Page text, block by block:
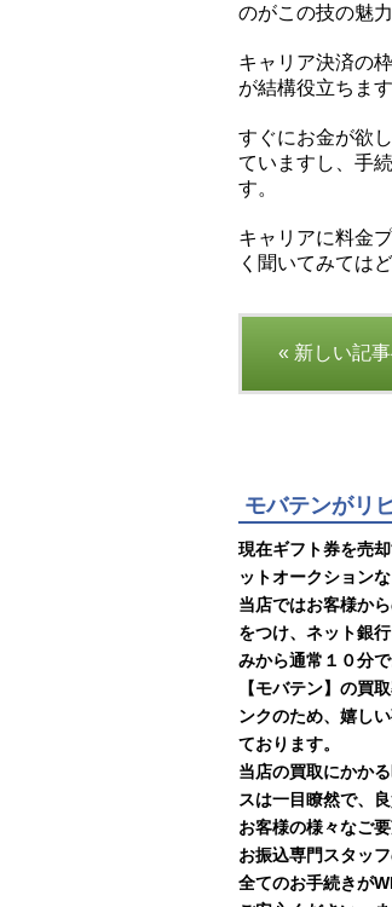
のがこの技の魅力
キャリア決済の
が結構役立ちます
すぐにお金が欲
ていますし、手
す。
キャリアに料金
く聞いてみては
« 新しい記
モバテンがリ
現在ギフト券を売
ットオークション
当店ではお客様か
をつけ、ネット銀
みから通常１０分
【モバテン】の買
ンクのため、嬉し
ております。
当店の買取にかか
スは一目瞭然で、
お客様の様々なご
お振込専門スタッ
全てのお手続きが